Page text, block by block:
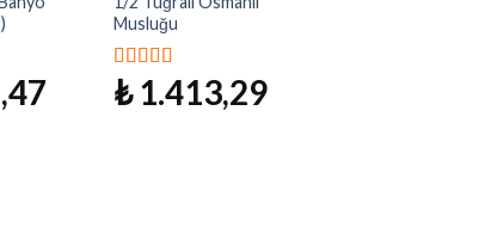
Listeme
Musluğu
5 üzerinden
5.00oy aldı
₺1.413,29